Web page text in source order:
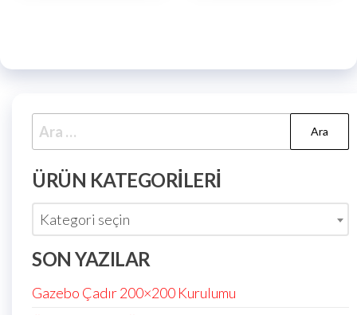
ÜRÜN KATEGORILERI
Kategori seçin
SON YAZILAR
Gazebo Çadır 200×200 Kurulumu